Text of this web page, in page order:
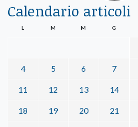
Calendario articoli
L M M G
4 5 6 7
11 12 13 14
18 19 20 21